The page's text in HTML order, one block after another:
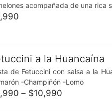
acompañada de una rica
a la Huancaína
de Fetuccini con salsa a la
-Champiñón -Lomo
– $10,990